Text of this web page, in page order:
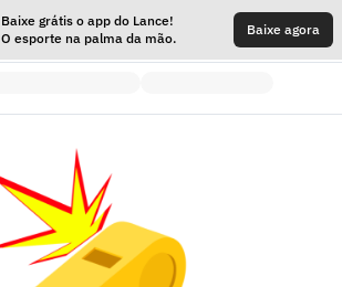
Baixe grátis o app do Lance!
O esporte na palma da mão.
Baixe agora